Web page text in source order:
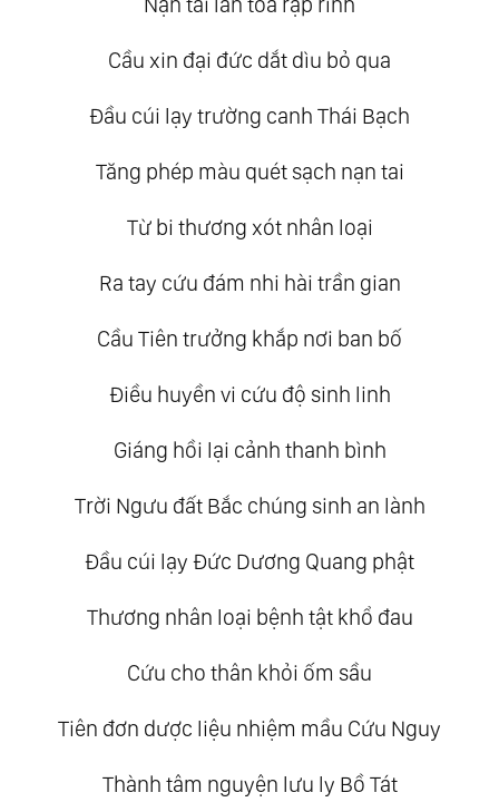
Cầu xin đại đức dắt dìu bỏ qua
Đầu cúi lạy trường canh Thái Bạch
Tăng phép màu quét sạch nạn tai
Từ bi thương xót nhân loại
Ra tay cứu đám nhi hài trần gian
Cầu Tiên trưởng khắp nơi ban bố
Điều huyền vi cứu độ sinh linh
Giáng hồi lại cảnh thanh bình
Trời Ngưu đất Bắc chúng sinh an lành
Đầu cúi lạy Đức Dương Quang phật
Thương nhân loại bệnh tật khổ đau
Cứu cho thân khỏi ốm sầu
Tiên đơn dược liệu nhiệm mầu Cứu Nguy
Thành tâm nguyện lưu ly Bồ Tát